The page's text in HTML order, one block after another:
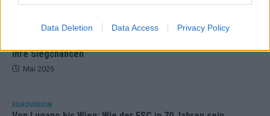
Data Deletion Data Access Privacy Policy
KOMMENTAR
ihre Siegchancen
Mai 2026
EUROVISION